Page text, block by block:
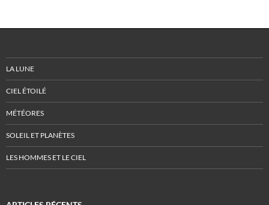
LA LUNE
CIEL ÉTOILÉ
MÉTÉORES
SOLEIL ET PLANÈTES
LES HOMMES ET LE CIEL